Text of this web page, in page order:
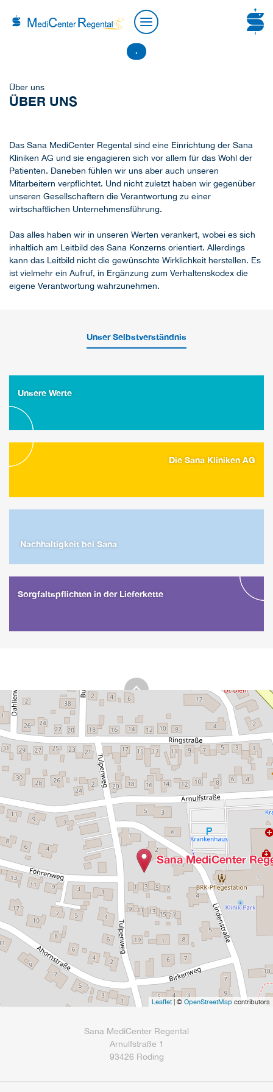
.
Über uns
ÜBER UNS
Das Sana MediCenter Regental sind eine Einrichtung der Sana
Kliniken AG und sie engagieren sich vor allem für das Wohl der
Patienten. Daneben fühlen wir uns aber auch unseren
Mitarbeitern verpflichtet. Und nicht zuletzt haben wir gegenüber
unseren Gesellschaftern die Verantwortung zu einer
wirtschaftlichen Unternehmensführung.
Das alles haben wir in unseren Werten verankert, wobei es sich
inhaltlich am Leitbild des Sana Konzerns orientiert. Allerdings
kann das Leitbild nicht die gewünschte Wirklichkeit herstellen. Es
ist vielmehr ein Aufruf, in Ergänzung zum Verhaltenskodex die
eigene Verantwortung wahrzunehmen.
Unser Selbstverständnis
Unsere Werte
Die Sana Kliniken AG
Nachhaltigkeit bei Sana
Sorgfaltspflichten in der Lieferkette
Sana MediCenter
Leaflet| © OpenStreetMap contributors
Sana MediCenter Regental
Arnulfstraße 1
93426 Roding